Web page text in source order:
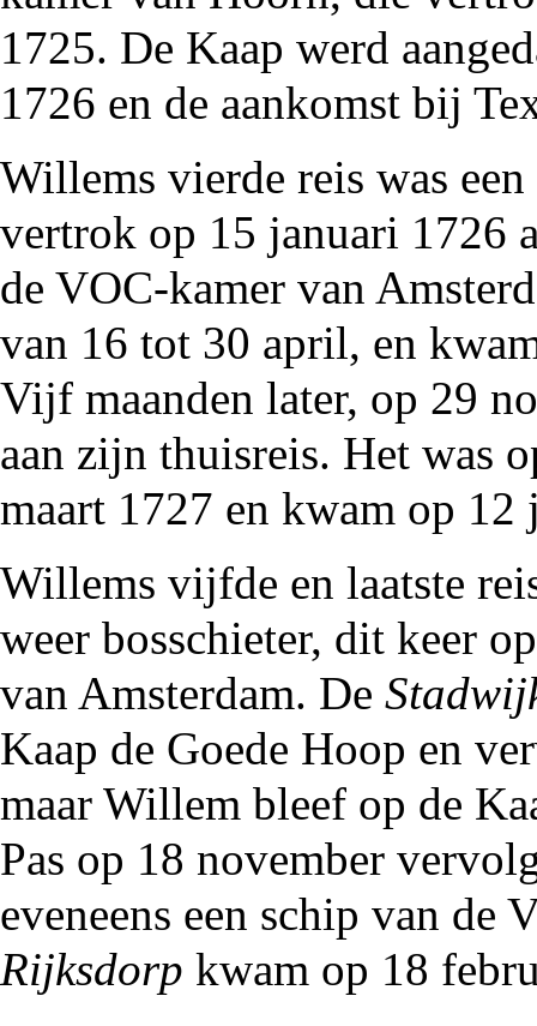
1725. De Kaap werd
1726 en de aankomst bij
Willems vierde reis was
vertrok op 15 januari 1726
de VOC-kamer van
van 16 tot 30 april, en
Vijf maanden later, op 29
aan zijn thuisreis. Het was
maart 1727 en kwam op 12
Willems vijfde en laatste
weer bosschieter, dit keer
van Amsterdam. De
Kaap de Goede Hoop en
maar Willem bleef op de
Pas op 18 november
eveneens een schip van de
Rijksdorp kwam op 18